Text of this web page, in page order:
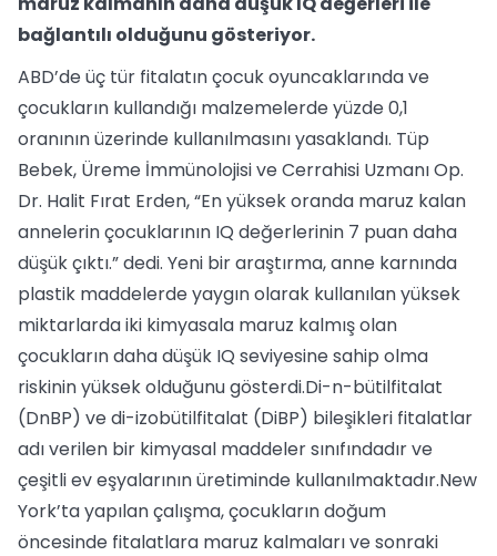
bağlantılı olduğunu gösteriyor.
ABD’de üç tür fitalatın çocuk oyuncaklarında ve
çocukların kullandığı malzemelerde yüzde 0,1
oranının üzerinde kullanılmasını yasaklandı. Tüp
Bebek, Üreme İmmünolojisi ve Cerrahisi Uzmanı Op.
Dr. Halit Fırat Erden, “En yüksek oranda maruz kalan
annelerin çocuklarının IQ değerlerinin 7 puan daha
düşük çıktı.” dedi. Yeni bir araştırma, anne karnında
plastik maddelerde yaygın olarak kullanılan yüksek
miktarlarda iki kimyasala maruz kalmış olan
çocukların daha düşük IQ seviyesine sahip olma
riskinin yüksek olduğunu gösterdi.Di-n-bütilfitalat
(DnBP) ve di-izobütilfitalat (DiBP) bileşikleri fitalatlar
adı verilen bir kimyasal maddeler sınıfındadır ve
çeşitli ev eşyalarının üretiminde kullanılmaktadır.New
York’ta yapılan çalışma, çocukların doğum
öncesinde fitalatlara maruz kalmaları ve sonraki